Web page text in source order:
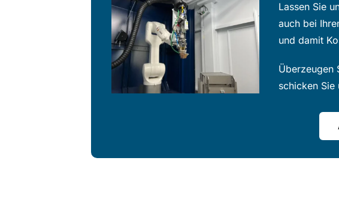
Lassen Sie
auch bei
und damit
Überzeugen
schicken Sie